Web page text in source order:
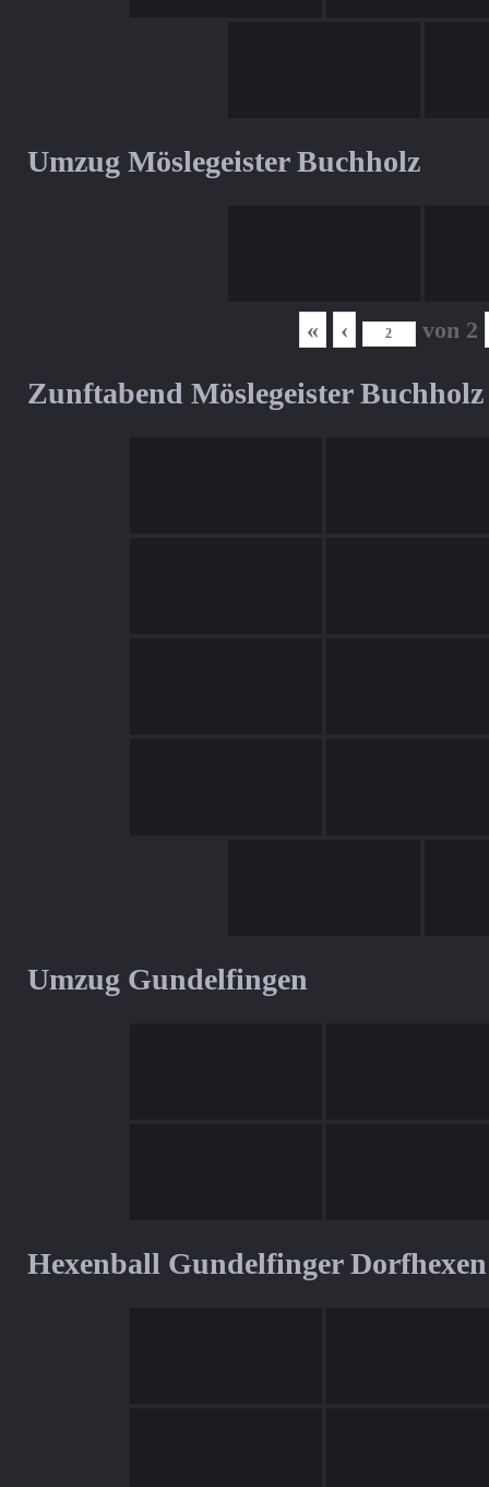
Umzug Möslegeister Buchholz
« ‹ von 2
Zunftabend Möslegeister Buchholz
Umzug Gundelfingen
Hexenball Gundelfinger Dorfhexen